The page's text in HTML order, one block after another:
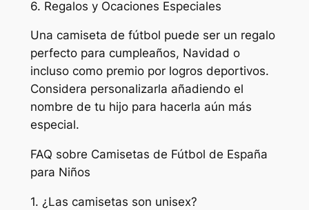
6. Regalos y Ocaciones Especiales
Una camiseta de fútbol puede ser un regalo
perfecto para cumpleaños, Navidad o
incluso como premio por logros deportivos.
Considera personalizarla añadiendo el
nombre de tu hijo para hacerla aún más
especial.
FAQ sobre Camisetas de Fútbol de España
para Niños
1. ¿Las camisetas son unisex?